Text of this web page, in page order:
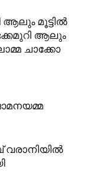
ആലും മൂട്ടിൽ
ആലും
ചാക്കോ